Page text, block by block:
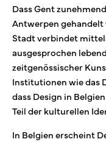
Dass Gent
Antwerpen gehandelt
Stadt verbindet
ausgesprochen
zeitgenössischer
Institutionen wie das
dass Design in
Teil der kulturellen
In Belgien erscheint